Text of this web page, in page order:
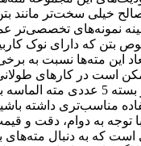
خیلی سخت‌تر مانند
نمونه‌های تخصصی‌تر
بتن که دارای نوک
این مته‌ها نسبت به
است در کارهای
شود. این موارد در بسته 5 عددی
مناسب‌تری داشته
توجه به دوام، دقت و
که به دنبال مته‌های